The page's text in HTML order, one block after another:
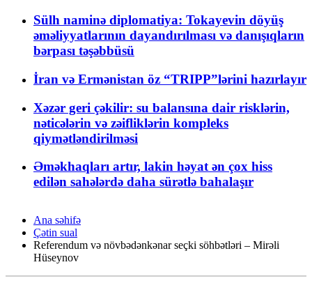
Sülh naminə diplomatiya: Tokayevin döyüş
əməliyyatlarının dayandırılması və danışıqların
bərpası təşəbbüsü
İran və Ermənistan öz “TRIPP”lərini hazırlayır
Xəzər geri çəkilir: su balansına dair risklərin,
nəticələrin və zəifliklərin kompleks
qiymətləndirilməsi
Əməkhaqları artır, lakin həyat ən çox hiss
edilən sahələrdə daha sürətlə bahalaşır
Ana səhifə
Çətin sual
Referendum və növbədənkənar seçki söhbətləri – Mirəli
Hüseynov